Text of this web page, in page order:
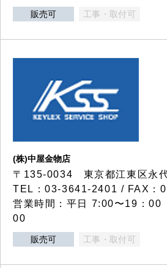
販売可 工事・取付可
(株)中屋金物店
〒135-0034 東京都江東区永
TEL：03-3641-2401 / FAX：
営業時間：平日 7:00〜19：
00
販売可 工事・取付可